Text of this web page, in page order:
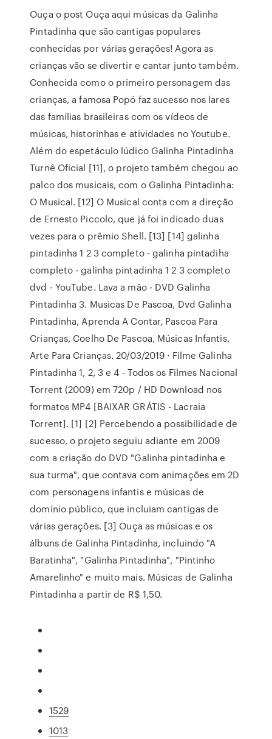
Ouça o post Ouça aqui músicas da Galinha
Pintadinha que são cantigas populares
conhecidas por várias gerações! Agora as
crianças vão se divertir e cantar junto também.
Conhecida como o primeiro personagem das
crianças, a famosa Popó faz sucesso nos lares
das famílias brasileiras com os vídeos de
músicas, historinhas e atividades no Youtube.
Além do espetáculo lúdico Galinha Pintadinha
Turnê Oficial [11], o projeto também chegou ao
palco dos musicais, com o Galinha Pintadinha:
O Musical. [12] O Musical conta com a direção
de Ernesto Piccolo, que já foi indicado duas
vezes para o prêmio Shell. [13] [14] galinha
pintadinha 1 2 3 completo - galinha pintadiha
completo - galinha pintadinha 1 2 3 completo
dvd - YouTube. Lava a mão - DVD Galinha
Pintadinha 3. Musicas De Pascoa, Dvd Galinha
Pintadinha, Aprenda A Contar, Pascoa Para
Crianças, Coelho De Pascoa, Músicas Infantis,
Arte Para Crianças. 20/03/2019 · Filme Galinha
Pintadinha 1, 2, 3 e 4 - Todos os Filmes Nacional
Torrent (2009) em 720p / HD Download nos
formatos MP4 [BAIXAR GRÁTIS - Lacraia
Torrent]. [1] [2] Percebendo a possibilidade de
sucesso, o projeto seguiu adiante em 2009
com a criação do DVD "Galinha pintadinha e
sua turma", que contava com animações em 2D
com personagens infantis e músicas de
domínio público, que incluiam cantigas de
várias gerações. [3] ‎Ouça as músicas e os
álbuns de Galinha Pintadinha, incluindo "A
Baratinha", "Galinha Pintadinha", "Pintinho
Amarelinho" e muito mais. Músicas de Galinha
Pintadinha a partir de R$ 1,50.
1529
1013